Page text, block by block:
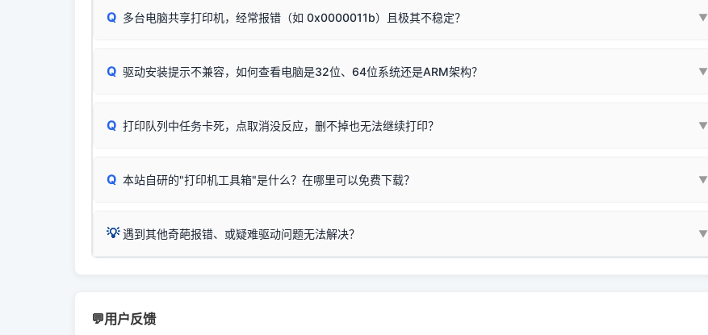
：HP Smart Tank 511、515、516、518等属于同系列，官方驱动名称通常显示为
：Epson L4266、L4268、L4269等属于同系列，官方驱动名称通常显示为
：Canon G3820、G3821、G3860等属于同系列，官方驱动名称通常显示为
咱几乎每天都在远程帮网友安装各种打印机驱动。本站提供的驱动都是站长在实战中高频使用的，要是驱动有错或者不能用，
❌ 复印无反应/打印白纸 = 打印机本身存在硬件故障。重装驱动无法解决，建议联系售后或商家。
完整图文修复指导：打印机显示脱机一键修复教程
机身自检或复印同样不正常：激光机可能碳粉耗尽、硒鼓寿命终结；喷墨打印机可能墨盒干涸、喷头堵塞。
Q 多台电脑共享打印机，经常报错（如 0x0000011b）且极其不稳定？ ▼
✅ 建议首先自查：打印机本身是否支持WiFi/无线或有线网络打印？（此连接模式最稳定）
检查操作面板上是否有类似无线/WiFi的图标或按键；
若打印机本身带有网口/WiFi，请直接将其配置为网络打印模式。如果没有，再采用USB局域网共享方案。
（备选方案）通过"网络打印共享器"硬件可直接将传统USB打印机升级为独立网络打
Q 驱动安装提示不兼容，如何查看电脑是32位、64位系统还是ARM架构？ ▼
系统位数与架构类型。
观、快速地查看到当前的操作系统版本以及系统架构。
⚠️ ARM架构笔记本提醒：若您的电脑是搭载骁龙处理器的超薄本、Surface Pro X等 Windows ARM 系统设备，普通的
X86/X64 驱动将无法兼容，必须联系官方寻求专门的 ARM 专用驱动。普通电脑用户请忽略本条。
Q 打印队列中任务卡死，点取消没反应，删不掉也无法继续打印？ ▼
进入左侧「安装维护」
在系统工具模块下，点击【清空打印任务】按钮，软件将自动安全停止后台服务、彻底
Q 本站自研的"打印机工具箱"是什么？在哪里可以免费下载？ ▼
一键重启打印服务，清除各种顽固卡死、无法删除的打印队列；
智能扫描并查看打印机当前的真实硬件端口；
💡 遇到其他奇葩报错、或疑难驱动问题无法解决？ ▼
💬用户反馈